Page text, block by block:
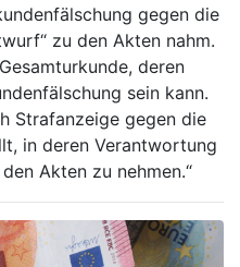
gegen die
zu den Akten nahm.
deren
sein kann.
Strafanzeige gegen die
in deren Verantwortung
Akten zu nehmen.“